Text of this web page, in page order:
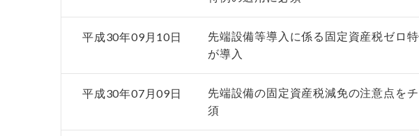
平成30年09月10日
先端設備等導入に係る固定資産税ゼロ
が導入
平成30年07月09日
先端設備の固定資産税減免の注意点を
須